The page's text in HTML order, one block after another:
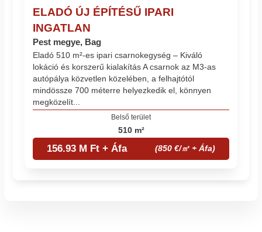
ELADÓ ÚJ ÉPÍTÉSŰ IPARI
INGATLAN
Pest megye, Bag
Eladó 510 m²-es ipari csarnokegység – Kiváló
lokáció és korszerű kialakítás A csarnok az M3-as
autópálya közvetlen közelében, a felhajtótól
mindössze 700 méterre helyezkedik el, könnyen
megközelít...
Belső terület
510 m²
156.93 M Ft + Áfa (850 €/㎡ + Áfa)